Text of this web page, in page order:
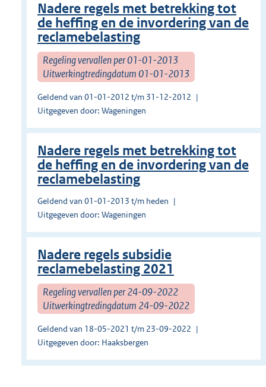
Nadere regels met betrekking tot
de heffing en de invordering van de
reclamebelasting
Regeling vervallen per 01-01-2013
Uitwerkingtredingdatum 01-01-2013
Geldend van 01-01-2012 t/m 31-12-2012
Uitgegeven door: Wageningen
Nadere regels met betrekking tot
de heffing en de invordering van de
reclamebelasting
Geldend van 01-01-2013 t/m heden
Uitgegeven door: Wageningen
Nadere regels subsidie
reclamebelasting 2021
Regeling vervallen per 24-09-2022
Uitwerkingtredingdatum 24-09-2022
Geldend van 18-05-2021 t/m 23-09-2022
Uitgegeven door: Haaksbergen